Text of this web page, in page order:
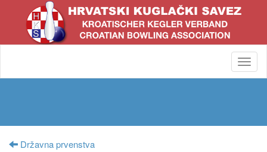
Državna prvenstva